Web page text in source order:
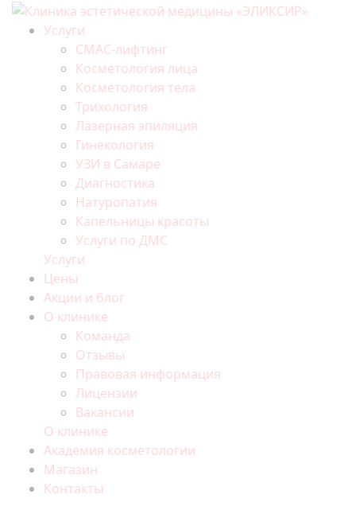
Услуги
СМАС-лифтинг
Косметология лица
Косметология тела
Трихология
Лазерная эпиляция
Гинекология
УЗИ в Самаре
Диагностика
Натуропатия
Капельницы красоты
Услуги по ДМС
Услуги
Цены
Акции и блог
О клинике
Команда
Отзывы
Правовая информация
Лицензии
Вакансии
О клинике
Академия косметологии
Магазин
Контакты